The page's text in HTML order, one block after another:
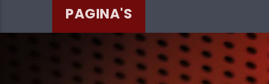
PAGINA'S